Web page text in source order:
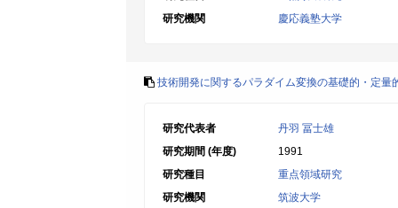
研究機関
慶応義塾大学
技術開発に関するパラダイム変換の基礎的・定量
研究代表者
丹羽 冨士雄
研究期間 (年度)
1991
研究種目
重点領域研究
研究機関
筑波大学